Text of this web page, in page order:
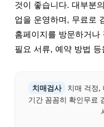
것이 좋습니다. 대부분
업을 운영하며, 무료로
홈페이지를 방문하거나
필요 서류, 예약 방법
치매검사
치매 걱정,
기간 꼼꼼히 확인무료